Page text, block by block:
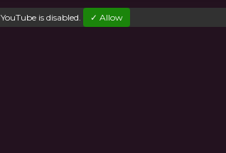
YouTube is disabled. ✓ Allow